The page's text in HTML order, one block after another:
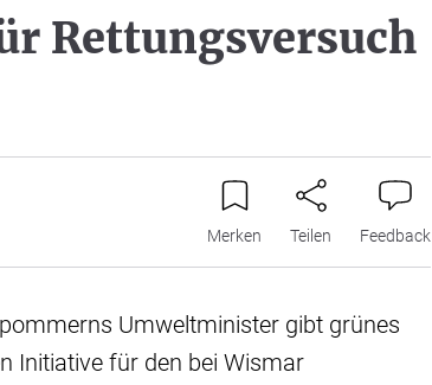
Rettungsversuch
Merken Teilen Feedback
Umweltminister gibt grünes
Initiative für den bei Wismar